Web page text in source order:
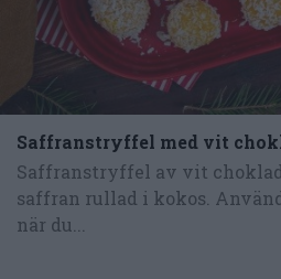
Saffranstryffel med vit
Saffranstryffel av vit
saffran rullad i kokos.
när du...